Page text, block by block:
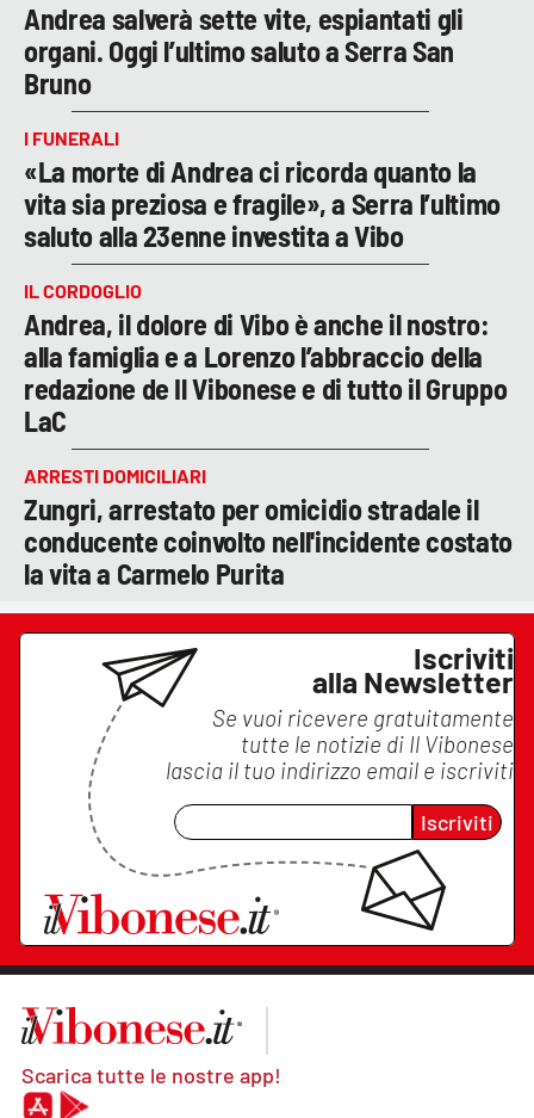
Andrea salverà sette vite, espiantati gli
organi. Oggi l’ultimo saluto a Serra San
Bruno
I FUNERALI
«La morte di Andrea ci ricorda quanto la
vita sia preziosa e fragile», a Serra l’ultimo
saluto alla 23enne investita a Vibo
IL CORDOGLIO
Andrea, il dolore di Vibo è anche il nostro:
alla famiglia e a Lorenzo l’abbraccio della
redazione de Il Vibonese e di tutto il Gruppo
LaC
ARRESTI DOMICILIARI
Zungri, arrestato per omicidio stradale il
conducente coinvolto nell'incidente costato
la vita a Carmelo Purita
Iscriviti
alla Newsletter
Se vuoi ricevere gratuitamente
tutte le notizie di Il Vibonese
lascia il tuo indirizzo email e iscriviti
Iscriviti
Scarica tutte le nostre app!